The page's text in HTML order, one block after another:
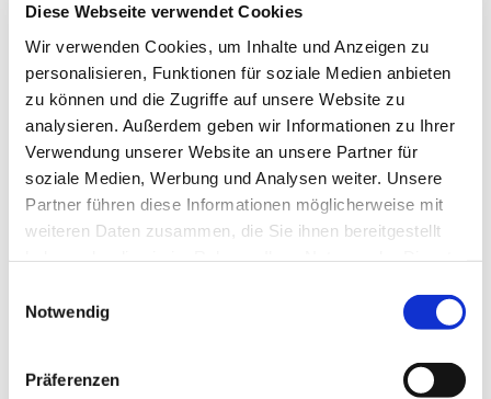
Diese Webseite verwendet Cookies
Wir verwenden Cookies, um Inhalte und Anzeigen zu
personalisieren, Funktionen für soziale Medien anbieten
zu können und die Zugriffe auf unsere Website zu
analysieren. Außerdem geben wir Informationen zu Ihrer
Verwendung unserer Website an unsere Partner für
soziale Medien, Werbung und Analysen weiter. Unsere
Partner führen diese Informationen möglicherweise mit
weiteren Daten zusammen, die Sie ihnen bereitgestellt
Notwendig
Präferenzen
Dies könnte Sie auch
interessieren